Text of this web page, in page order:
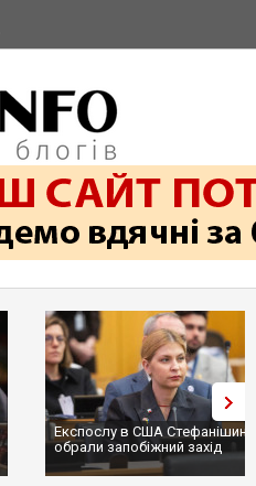
Експослу в США
обрали запобіжний захід